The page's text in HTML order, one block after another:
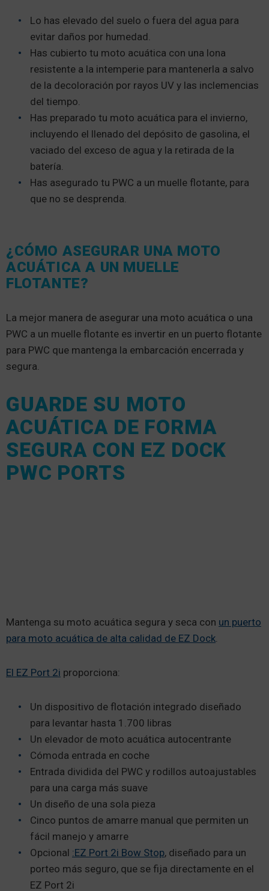
Lo has elevado del suelo o fuera del agua para
evitar daños por humedad.
Has cubierto tu moto acuática con una lona
resistente a la intemperie para mantenerla a salvo
de la decoloración por rayos UV y las inclemencias
del tiempo.
Has preparado tu moto acuática para el invierno,
incluyendo el llenado del depósito de gasolina, el
vaciado del exceso de agua y la retirada de la
batería.
Has asegurado tu PWC a un muelle flotante, para
que no se desprenda.
¿CÓMO ASEGURAR UNA MOTO
ACUÁTICA A UN MUELLE
FLOTANTE?
La mejor manera de asegurar una moto acuática o una
PWC a un muelle flotante es invertir en un puerto flotante
para PWC que mantenga la embarcación encerrada y
segura.
GUARDE SU MOTO
ACUÁTICA DE FORMA
SEGURA CON EZ DOCK
PWC PORTS
Mantenga su moto acuática segura y seca con un puerto
para moto acuática de alta calidad de EZ Dock
El EZ Port 2i proporciona:
Un dispositivo de flotación integrado diseñado
para levantar hasta 1.700 libras
Un elevador de moto acuática autocentrante
Cómoda entrada en coche
Entrada dividida del PWC y rodillos autoajustables
para una carga más suave
Un diseño de una sola pieza
Cinco puntos de amarre manual que permiten un
fácil manejo y amarre
Opcional :EZ Port 2i Bow Stop, diseñado para un
porteo más seguro, que se fija directamente en el
EZ Port 2i